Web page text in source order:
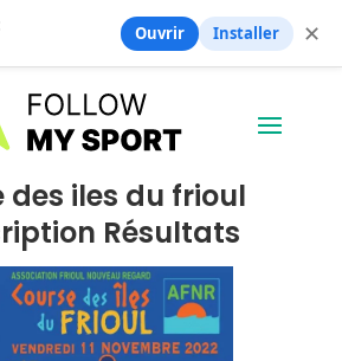
des iles du frioul
Résultats
Ouvrir Installer ✕